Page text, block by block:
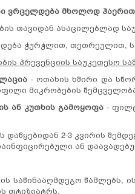
ვრცელდება მხოლოდ
თავიდან ასაცილებლად
ჭურჭლით, თეთრეულით,
პრევენციის საუკეთესო
- ოთახის ხშირი და
მიკრობების
ან კუთხის გამოყოფა -
დაწყებიდან 2-3 კვირის
ან
საწინააღმდეგო წამლებს,
ფტიზიატრს.